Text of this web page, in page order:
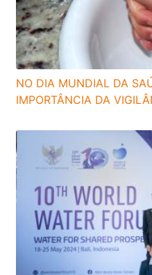
NO DIA MUNDIAL DA
IMPORTÂNCIA DA